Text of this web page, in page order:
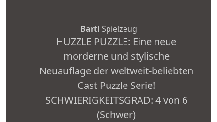
Bartl Spielzeug
HUZZLE PUZZLE: Eine neue
morderne und stylische
Neuauflage der weltweit-beliebten
Cast Puzzle Serie!
SCHWIERIGKEITSGRAD: 4 von 6
(Schwer)